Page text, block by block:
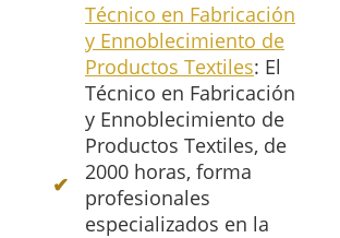
Técnico en Fabricación
y Ennoblecimiento de
Productos Textiles: El
Técnico en Fabricación
y Ennoblecimiento de
Productos Textiles, de
2000 horas, forma
profesionales
especializados en la